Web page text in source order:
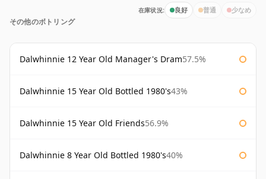
在庫状況: 良好 普通 少なめ
その他のボトリング
Dalwhinnie 12 Year Old Manager's Dram57.5%
Dalwhinnie 15 Year Old Bottled 1980's43%
Dalwhinnie 15 Year Old Friends56.9%
Dalwhinnie 8 Year Old Bottled 1980's40%